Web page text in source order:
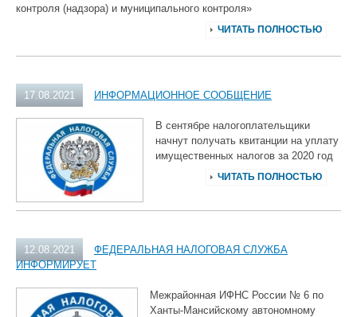
контроля (надзора) и муниципального контроля»
ЧИТАТЬ ПОЛНОСТЬЮ
17.08.2021 ИНФОРМАЦИОННОЕ СООБЩЕНИЕ
В сентябре налогоплательщики
начнут получать квитанции на уплату
имущественных налогов за 2020 год
ЧИТАТЬ ПОЛНОСТЬЮ
12.08.2021
ФЕДЕРАЛЬНАЯ НАЛОГОВАЯ СЛУЖБА
ИНФОРМИРУЕТ
Межрайонная ИФНС России № 6 по
Ханты-Мансийскому автономному